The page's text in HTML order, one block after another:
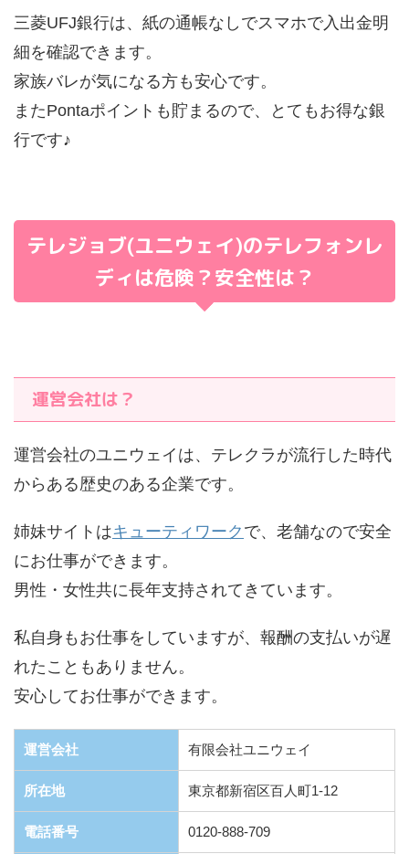
三菱UFJ銀行は、紙の通帳なしでスマホで入出金明
細を確認できます。
家族バレが気になる方も安心です。
またPontaポイントも貯まるので、とてもお得な銀
行です♪
テレジョブ(ユニウェイ)のテレフォンレ
ディは危険？安全性は？
運営会社は？
運営会社のユニウェイは、テレクラが流行した時代
からある歴史のある企業です。
姉妹サイトはキューティワーク で、老舗なので安全
にお仕事ができます。
男性・女性共に長年支持されてきています。
私自身もお仕事をしていますが、報酬の支払いが遅
れたこともありません。
安心してお仕事ができます。
運営会社 有限会社ユニウェイ
所在地 東京都新宿区百人町1-12
電話番号 0120-888-709